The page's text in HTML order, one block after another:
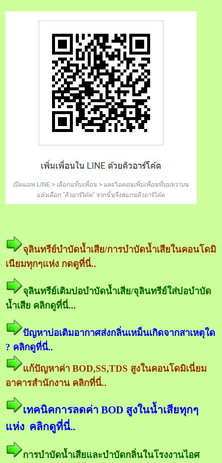
จุลินทรีย์บำบัดน้ำเสีย/การบำบัดน้ำเสียในคอนโดมิ
เนียมทุกๆแห่ง กดดูที่นี่..
จุลินทรีย์เติมบ่อบำบัดน้ำเสีย/จุลินทรีย์ใส่บ่อบำบัด
น้ำเสีย คลิกดูที่นี่...
ปัญหาบ่อเติมอากาศส่งกลิ่นเหม็นเกิดจากสาเหตุใด
? คลิกดูที่นี่..
แก้ปัญหาค่า BOD,SS,TDS สูงในคอนโดมิเนี่ยม
อาคารสำนักงาน คลิกที่นี่..
เทคนิคการลดค่า BOD สูงในน้ำเสียทุกๆ
แห่ง คลิกดูที่นี่..
การบำบัดน้ำเสียและบำบัดกลิ่นในโรงงานไอศ